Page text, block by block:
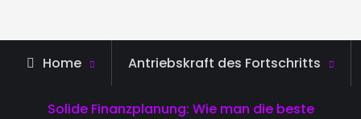
Home Antriebskraft des Fortschritts
Solide Finanzplanung: Wie man die beste